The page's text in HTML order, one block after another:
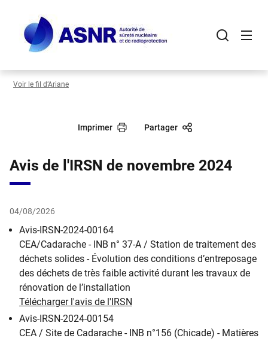
contenu
principal
Voir le fil d’Ariane
Imprimer Partager
Avis de l'IRSN de novembre 2024
04/08/2026
Avis-IRSN-2024-00164
CEA/Cadarache - INB n° 37-A / Station de traitement des
déchets solides - Évolution des conditions d’entreposage
des déchets de très faible activité durant les travaux de
rénovation de l’installation
Télécharger l'avis de l'IRSN
Avis-IRSN-2024-00154
CEA / Site de Cadarache - INB n°156 (Chicade) - Matières